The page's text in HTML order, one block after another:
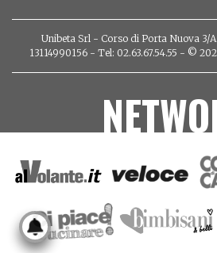
Unibeta Srl - Corso di Porta Nuova 3/
13114990156 - Tel: 02.63.67.54.55 - ©